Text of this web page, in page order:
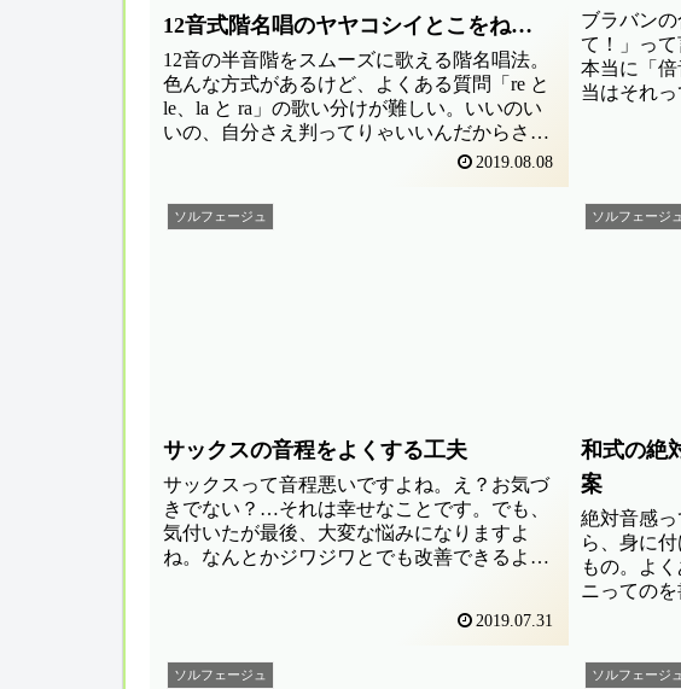
12音式階名唱のヤヤコシイとこをね…
12音の半音階をスムーズに歌える階名唱法。
色んな方式があるけど、よくある質問「re と
le、la と ra」の歌い分けが難しい。いいのい
いの、自分さえ判ってりゃいいんだからさ。
え、でも難しい？じゃ、こんな練習どう？っ
2019.08.08
ブラバン
て！」っ
本当に「
当はそれ
ソルフェージュ
サックスの音程をよくする工夫
サックスって音程悪いですよね。え？お気づ
きでない？…それは幸せなことです。でも、
気付いたが最後、大変な悩みになりますよ
ね。なんとかジワジワとでも改善できるよう
みたんで御参照いただければ幸い。 2019.07.31
ソルフェージュ
和式の絶
案
絶対音感
ら、身に
もの。よ
ニっての
て研究結
ソルフェージュ ソルフェージ